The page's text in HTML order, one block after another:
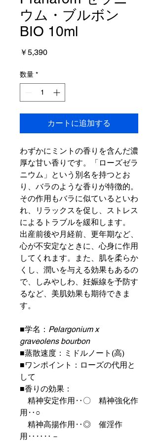
ウム・ブルボン
BIO 10ml
￥5,390価
数量 *
カートに追加する
わずかにミントの香りを含んだ濃
厚な甘い香りです。「ローズゼラ
ニウム」という別名を持つとお
り、バラのような香りが特徴的。
その作用もバラに似ているといわ
れ、リラックスを促し、ストレス
によるトラブルを緩和します。
出産前後や月経前、更年期など、
心が不安定なときに、心身に作用
してくれます。また、肌を柔らか
くし、潤いを与える効果もあるの
で、しみやしわ、妊娠線を予防す
るなど、美肌効果も期待できま
す。
■学名： Pelargonium x
graveolens bourbon
■蒸散速度：ミドルノート(高)
■ワンポイント：ローズの代用と
して
■香りの効果：
精神安定作用‥〇 精神強化作
用‥○
精神高揚作用‥◎ 催淫作
用‥‥‥－